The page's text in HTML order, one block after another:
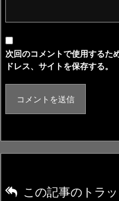
次回のコメントで使用するた
ドレス、サイトを保存する。
この記事のトラ